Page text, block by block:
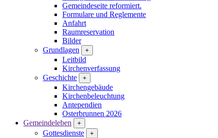
Gemeindeseite reformiert.
Formulare und Reglemente
Anfahrt
Raumreservation
Bilder
Grundlagen
+
Leitbild
Kirchenverfassung
Geschichte
+
Kirchengebäude
Kirchenbeleuchtung
Antependien
Osterbrunnen 2026
Gemeindeleben
+
Gottesdienste +